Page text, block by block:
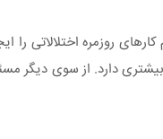
روزمره اختلالاتی را
دارد. از سوی دیگر